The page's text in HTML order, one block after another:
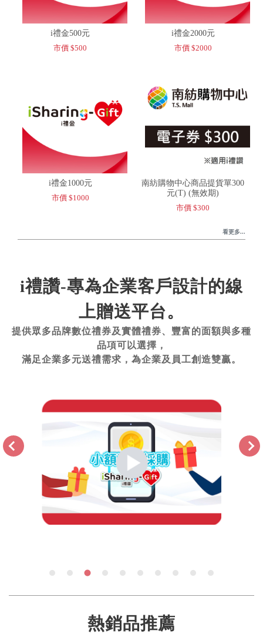
i禮金500元
市價 $500
i禮金2000元
市價 $2000
i禮金1000元
市價 $1000
南紡購物中心商品提貨單300
元(T) (無效期)
市價 $300
看更多...
i禮讚-專為企業客戶設計的線
上贈送平台。
提供眾多品牌數位禮券及實體禮券、豐富的面額與多種
品項可以選擇，
滿足企業多元送禮需求，為企業及員工創造雙贏。
熱銷品推薦